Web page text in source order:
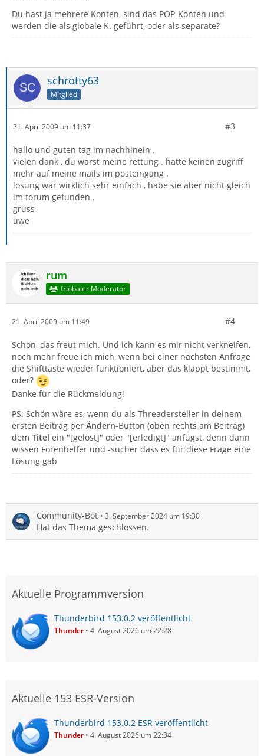
Du hast ja mehrere Konten, sind das POP-Konten und
werden die als globale K. geführt, oder als separate?
schrotty63
Mitglied
21. April 2009 um 11:37 #3
hallo und guten tag im nachhinein .
vielen dank , du warst meine rettung . hatte keinen zugriff
mehr auf meine mails im posteingang .
lösung war wirklich sehr einfach , habe sie aber nicht gleich
im forum gefunden .
gruss
uwe
rum
Globaler Moderator
21. April 2009 um 11:49 #4
Schön, das freut mich. Und ich kann es mir nicht verkneifen,
noch mehr freue ich mich, wenn bei einer nächsten Anfrage
die Shifttaste wieder funktioniert, aber das klappt bestimmt,
oder?
Danke für die Rückmeldung!
PS: Schön wäre es, wenn du als Threadersteller in deinem
ersten Beitrag per Ändern-Button (oben rechts am Beitrag)
dem Titel ein "[gelöst]" oder "[erledigt]" anfügst, denn dann
wissen Forenhelfer und -sucher dass es für diese Frage eine
Lösung gab
Community-Bot 3. September 2024 um 19:30
Hat das Thema geschlossen.
Aktuelle Programmversion
Thunderbird 153.0.2 veröffentlicht
Thunder 4. August 2026 um 22:28
Aktuelle 153 ESR-Version
Thunderbird 153.0.2 ESR veröffentlicht
Thunder 4. August 2026 um 22:34